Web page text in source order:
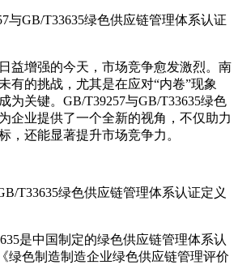
与GB/T33635绿色供应链管理体系认证
益增强的今天，市场竞争愈发激烈。南
有的挑战，尤其是在应对“内卷”现象
为关键。GB/T39257与GB/T33635绿色
企业提供了一个全新的视角，不仅助力
，还能显著提升市场竞争力。
T33635绿色供应链管理体系认证定义
是中国制定的绿色供应链管理体系认
绿色制造制造企业绿色供应链管理评价